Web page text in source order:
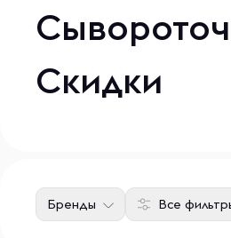
Скидки
Все
Бренды